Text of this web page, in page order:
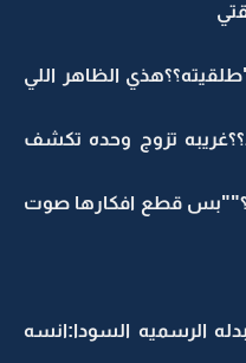
الظاهر اللي
تزوج وحده تكشف
قطع افكارها صوت
الرسميه السودا:انسه